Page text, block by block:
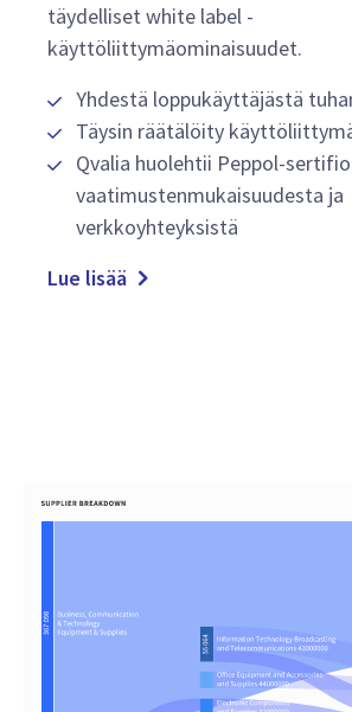
täydelliset white label -
käyttöliittymäominaisuudet.
Yhdestä loppukäyttäjästä
Täysin räätälöity
Qvalia huolehtii Peppol-
vaatimustenmukaisuudesta ja
verkkoyhteyksistä
Lue lisää